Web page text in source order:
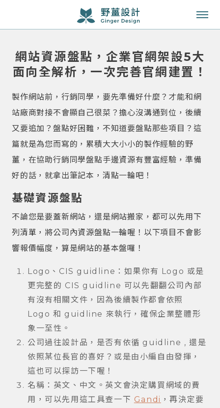
服務項目
關於我們
網站資源盤點，企業官網架設5大
面向全解析，一次完善官網建置！
製作網站前，行銷同學，要先準備好什麼？才能和網
站廠商對接不會顯自己很菜？擔心沒溝通到位，後續
又要追加？盤點好困難，不知道要盤點那些項目？這
篇就是為您而寫的，累積大大小小的製作經驗的野
薑，在協助行銷同學盤點手邊資源有豐富經驗，準備
好的話，就拿出筆記本，清點一輪吧！
基礎資源盤點
不論您是要蓋新網站，還是網站搬家，都可以先用下
列清單，將公司內資源盤點一輪喔！以下項目不會影
響報價幅度，算是網站的基本盤囉！
Logo、CIS guidline：如果你有 Logo 或是
更完整的 CIS guidline 可以先翻翻公司內部
有沒有相關文件，因為後續製作都會依照
Logo 和 guidline 來執行，確保企業整體形
象一至性。
公司過往設計品，是否有依循 guidline , 還是
依照某位長官的喜好？或是由小編自由發揮，
這也可以探訪一下喔！
名稱：英文、中文。英文會決定購買網域的費
用，可以先用這工具查一下 Gandi ，再決定要